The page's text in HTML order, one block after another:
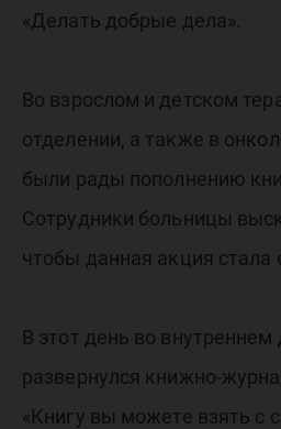
«Делать добрые дела».
Во взрослом и детском
отделении, а также в
были рады пополнению
Сотрудники больницы
чтобы данная акция стала
В этот день во
развернулся книжно-
«Книгу вы можете взять с